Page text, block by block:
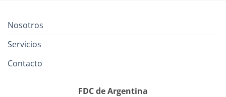
Nosotros
Servicios
Contacto
FDC de Argentina